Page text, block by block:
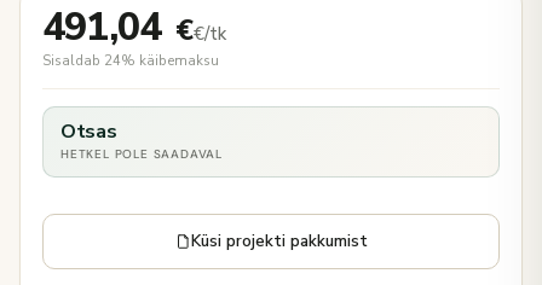
491,04 €€/tk
Sisaldab 24% käibemaksu
Otsas
HETKEL POLE SAADAVAL
Küsi projekti pakkumist